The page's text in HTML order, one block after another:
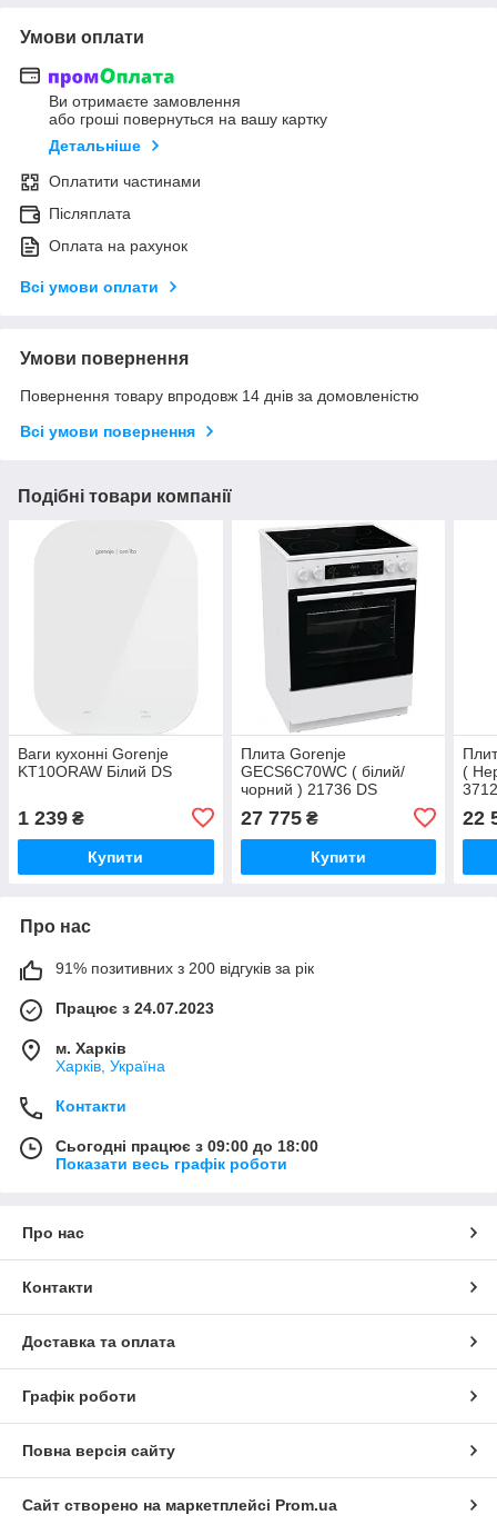
Умови оплати
Ви отримаєте замовлення
або гроші повернуться на вашу картку
Детальніше
Оплатити частинами
Післяплата
Оплата на рахунок
Всі умови оплати
Умови повернення
Повернення товару впродовж 14 днів за домовленістю
Всі умови повернення
Подібні товари компанії
Ваги кухонні Gorenje
KT10ORAW Білий DS
1 239 ₴
Купити
Плита Gorenje
GECS6C70WC ( білий/
чорний ) 21736 DS
27 775₴
Купити
(
22
Про нас
91% позитивних з 200 відгуків за рік
Працює з 24.07.2023
м. Харків
Харків, Україна
Контакти
Сьогодні працює з 09:00 до 18:00
Показати весь графік роботи
Про нас
Контакти
Доставка та оплата
Графік роботи
Повна версія сайту
Сайт створено на маркетплейсі Prom.ua